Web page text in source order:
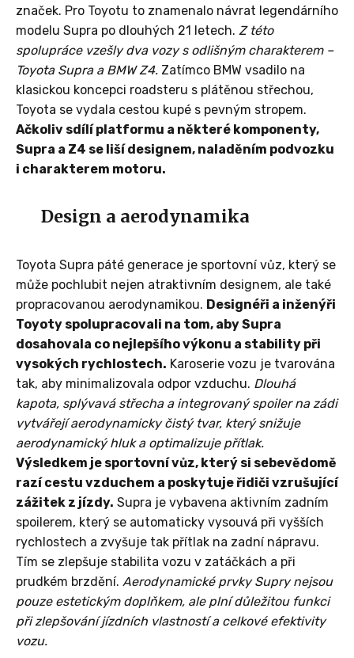
značek. Pro Toyotu to znamenalo návrat legendárního
modelu Supra po dlouhých 21 letech. Z této
spolupráce vzešly dva vozy s odlišným charakterem –
Toyota Supra a BMW Z4. Zatímco BMW vsadilo na
klasickou koncepci roadsteru s plátěnou střechou,
Toyota se vydala cestou kupé s pevným stropem.
Ačkoliv sdílí platformu a některé komponenty,
Supra a Z4 se liší designem, naladěním podvozku
i charakterem motoru.
Design a aerodynamika
Toyota Supra páté generace je sportovní vůz, který se
může pochlubit nejen atraktivním designem, ale také
propracovanou aerodynamikou. Designéři a inženýři
Toyoty spolupracovali na tom, aby Supra
dosahovala co nejlepšího výkonu a stability při
vysokých rychlostech. Karoserie vozu je tvarována
tak, aby minimalizovala odpor vzduchu. Dlouhá
kapota, splývavá střecha a integrovaný spoiler na zádi
vytvářejí aerodynamicky čistý tvar, který snižuje
aerodynamický hluk a optimalizuje přítlak.
Výsledkem je sportovní vůz, který si sebevědomě
razí cestu vzduchem a poskytuje řidiči vzrušující
zážitek z jízdy. Supra je vybavena aktivním zadním
spoilerem, který se automaticky vysouvá při vyšších
rychlostech a zvyšuje tak přítlak na zadní nápravu.
Tím se zlepšuje stabilita vozu v zatáčkách a při
prudkém brzdění. Aerodynamické prvky Supry nejsou
pouze estetickým doplňkem, ale plní důležitou funkci
při zlepšování jízdních vlastností a celkové efektivity
vozu.